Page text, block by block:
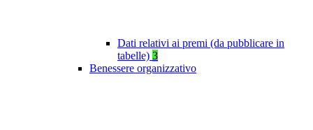
Dati relativi ai premi (da pubblicare in
tabelle) 3
Benessere organizzativo